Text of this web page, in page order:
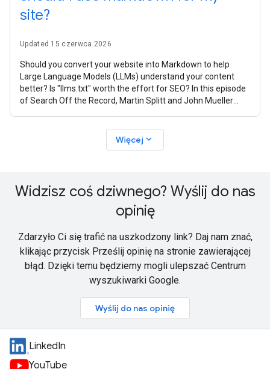
site?
Updated 15 czerwca 2026
Should you convert your website into Markdown to help
Large Language Models (LLMs) understand your content
better? Is "llms.txt" worth the effort for SEO? In this episode
of Search Off the Record, Martin Splitt and John Mueller
Więcej expand_more
Widzisz coś dziwnego? Wyślij do nas
opinię
Zdarzyło Ci się trafić na uszkodzony link? Daj nam znać,
klikając przycisk Prześlij opinię na stronie zawierającej
błąd. Dzięki temu będziemy mogli ulepszać Centrum
wyszukiwarki Google.
Wyślij do nas opinię
LinkedIn
YouTube